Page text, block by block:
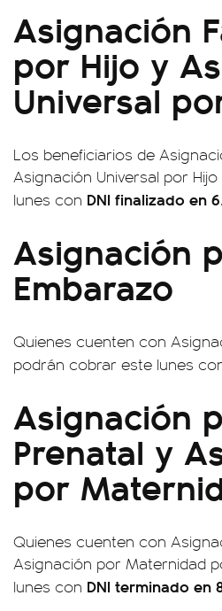
Asignación
por Hijo y
Universal
Los beneficiarios de
Asignación Universal por
lunes con DNI finalizado en
Asignación
Embarazo
Quienes cuenten con
podrán cobrar este lunes
Asignación
Prenatal y
por
Quienes cuenten con
Asignación por Maternidad
lunes con DNI terminado en